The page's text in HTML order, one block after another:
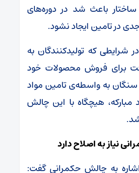
باعث شد در دوره‌های
در تامین ایجاد نشود.
شرایطی که تولیدکنندگان به
برای فروش محصولات خود
سنگان به واسطه‌ی تامین مواد
مبارکه، هیچگاه با این چالش
نیاز به اصلاح دارد
اشاره به چالش حکمرانی گفت: